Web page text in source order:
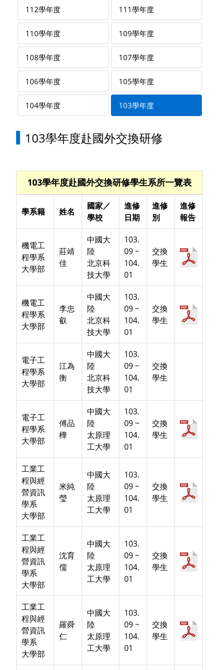
112學年度 111學年度
110學年度 109學年度
108學年度 107學年度
106學年度 105學年度
104學年度 103學年度
103學年度赴國外交換研修
103學年度赴國外交換研修學生系所一覽表
學系籍 姓名
國家／
學校
進修
日期
進修
別
進修
報告
機電工
程學系
大學部
莊靖
佳
中國大
陸
北京科
技大學
103.
09 ~
104.
01
交換
學生
機電工
程學系
大學部
李忠
叡
中國大
陸
北京科
技大學
103.
09 ~
104.
01
交換
學生
電子工
程學系
大學部
江為
衡
中國大
陸
北京科
技大學
103.
09 ~
104.
01
交換
學生
電子工
程學系
大學部
傅品
樺
中國大
陸
太原理
工大學
103.
09 ~
104.
01
交換
學生
工業工
程與經
營資訊
學系
大學部
米純
瑩
中國大
陸
太原理
工大學
103.
09 ~
104.
01
交換
學生
工業工
程與經
營資訊
學系
大學部
沈育
儒
中國大
陸
太原理
工大學
103.
09 ~
104.
01
交換
學生
工業工
程與經
營資訊
學系
大學部
羅舜
仁
中國大
陸
太原理
工大學
103.
09 ~
104.
01
交換
學生